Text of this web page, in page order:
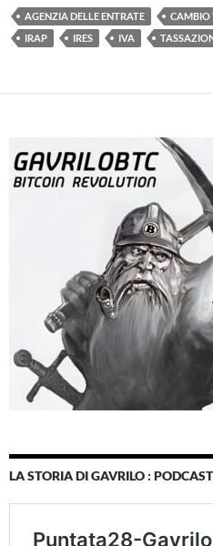
AGENZIA DELLE ENTRATE CAMBIO
IRAP
IRES IVA
LA STORIA DI GAVRILO :